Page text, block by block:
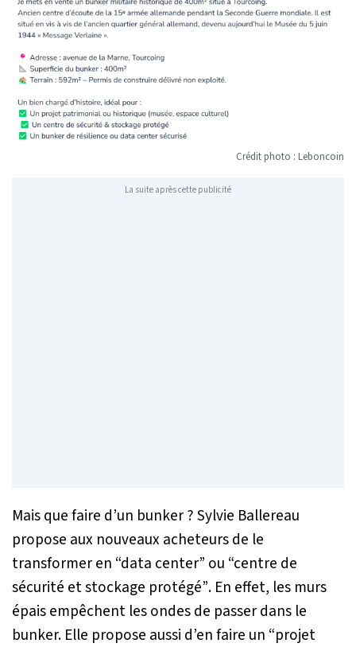
Crédit photo : Leboncoin
La suite après cette publicité
Mais que faire d’un bunker ? Sylvie Ballereau
propose aux nouveaux acheteurs de le
transformer en “data center” ou “centre de
sécurité et stockage protégé”. En effet, les murs
épais empêchent les ondes de passer dans le
bunker. Elle propose aussi d’en faire un “projet